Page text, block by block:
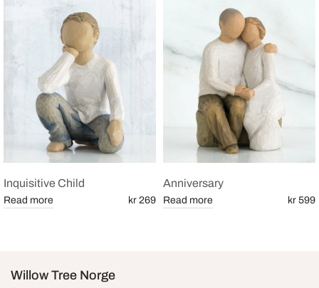
Inquisitive Child
kr 269
Read more
Anniversary
kr 599
Read more
Willow Tree Norge